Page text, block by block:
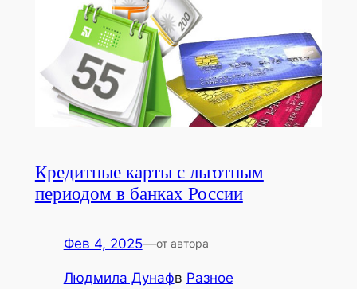
Кредитные карты с льготным
периодом в банках России
Фев 4, 2025—от автора
Людмила Дунафв Разное